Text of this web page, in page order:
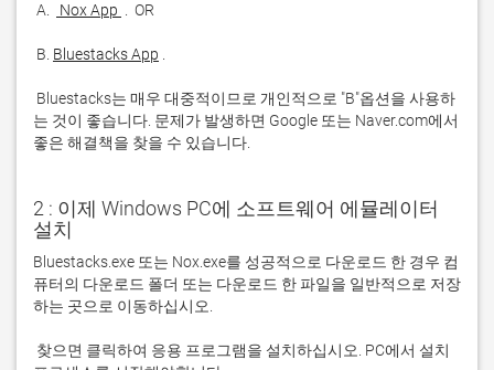
A. Nox App
B. Bluestacks App
는 것이 좋습니다. 문제가 발생하면 Google 또는 Naver.com에서
좋은 해결책을 찾을 수 있습니다.
2 : 이제 Windows PC에 소프트웨어 에뮬레이터
설치
Bluestacks.exe 또는 Nox.exe를 성공적으로 다운로드 한 경우 컴
퓨터의 다운로드 폴더 또는 다운로드 한 파일을 일반적으로 저장